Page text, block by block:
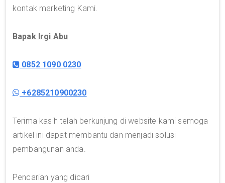
kontak marketing Kami.
Bapak Irgi Abu
0852 1090 0230
+6285210900230
Terima kasih telah berkunjung di website kami semoga
artikel ini dapat membantu dan menjadi solusi
pembangunan anda.
Pencarian yang dicari